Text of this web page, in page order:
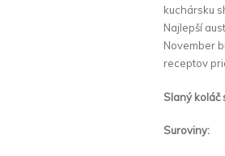
kuchársku
Najlepší
November
receptov
Slaný koláč
Suroviny: